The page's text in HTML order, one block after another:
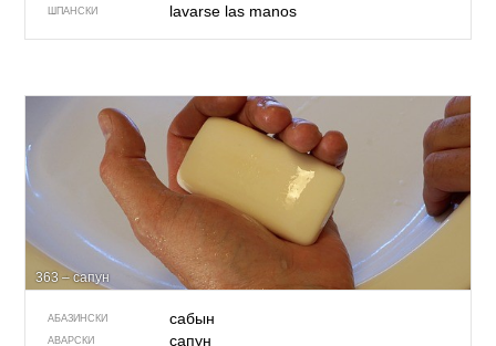
ШПАНСКИ lavarse las manos
363 – сапун
АБАЗИНСКИ сабын
АВАРСКИ сапун